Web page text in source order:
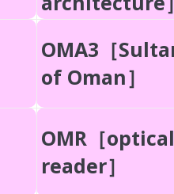
OMA3［
of Oman］
OMR［
reader］